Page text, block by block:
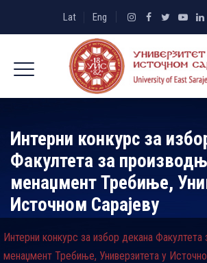
Lat Eng
Интерни конкурс за
Факултета за
менаџмент Требиње,
Источном Сарајеву
Интерни конкурс за избор декана Факултета
менаџмент Требиње, Универзитета у